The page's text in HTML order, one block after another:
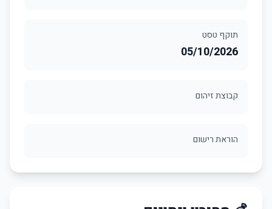
תוקף טסט
05/10/2026
קבוצת זיהום
הוראת רישום